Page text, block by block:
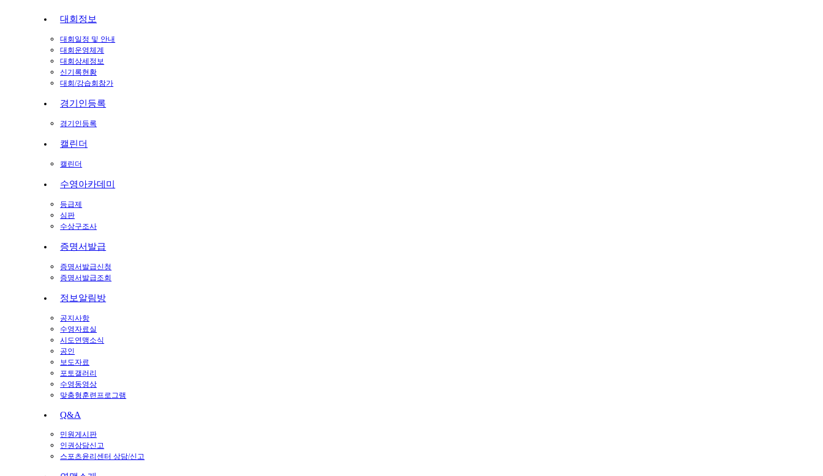
대회정보
대회일정 및 안내
대회운영체계
대회상세정보
신기록현황
대회/강습회참가
경기인등록
경기인등록
캘린더
캘린더
수영아카데미
등급제
심판
수상구조사
증명서발급
증명서발급신청
증명서발급조회
정보알림방
공지사항
수영자료실
시도연맹소식
공인
보도자료
포토갤러리
수영동영상
맞춤형훈련프로그램
Q&A
민원게시판
인권상담신고
스포츠윤리센터 상담/신고